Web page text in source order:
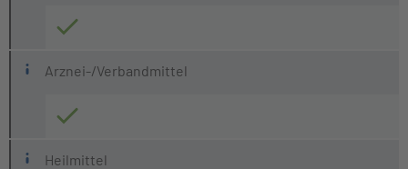
Arznei-/Verbandmittel
Heilmittel